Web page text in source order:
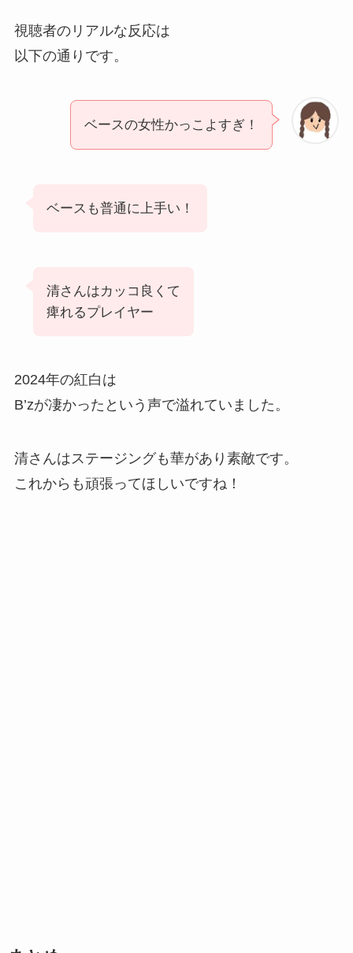
視聴者のリアルな反応は
以下の通りです。
ベースの女性かっこよすぎ！
ベースも普通に上手い！
清さんはカッコ良くて
痺れるプレイヤー
2024年の紅白は
B’zが凄かったという声で溢れていました。
清さんはステージングも華があり素敵です。
これからも頑張ってほしいですね！